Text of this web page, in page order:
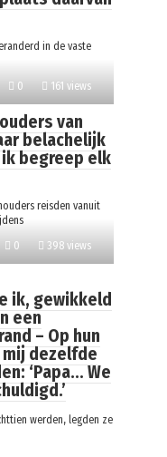
in de vaste
0 161 views
van
belachelijk
begreep elk
reisden vanuit
0 398 views
ik, gewikkeld
een
– Op hun
mij dezelfde
‘Papa… We
werden, legden ze